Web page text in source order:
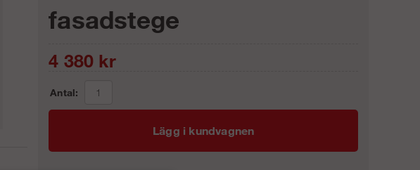
fasadstege
4 380 kr
Antal:
Lägg i kundvagnen